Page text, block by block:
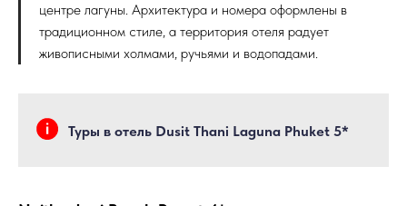
центре лагуны. Архитектура и номера оформлены в
традиционном стиле, а территория отеля радует
живописными холмами, ручьями и водопадами.
Туры в отель Dusit Thani Laguna Phuket 5*